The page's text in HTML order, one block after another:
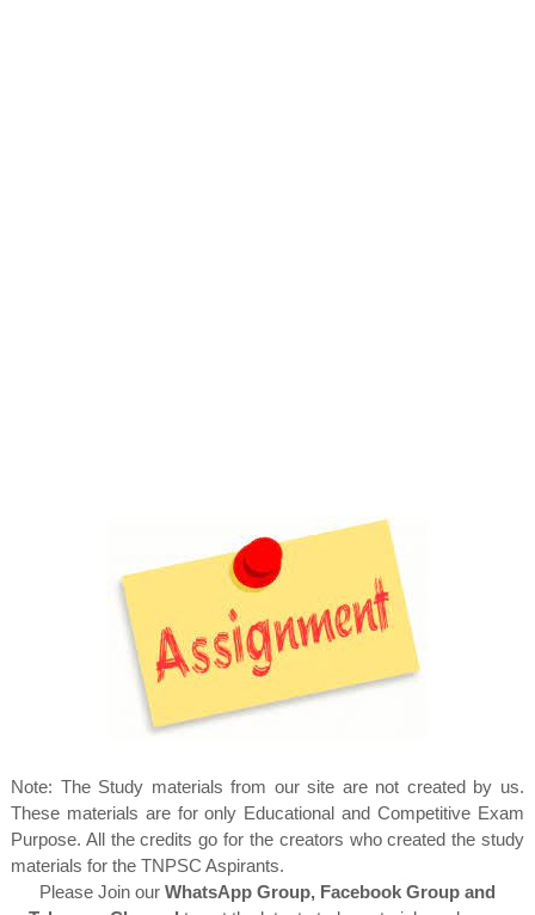
Note: The Study materials from our site are not created by us.
These materials are for only Educational and Competitive Exam
Purpose. All the credits go for the creators who created the study
materials for the TNPSC Aspirants.
Please Join our WhatsApp Group, Facebook Group and